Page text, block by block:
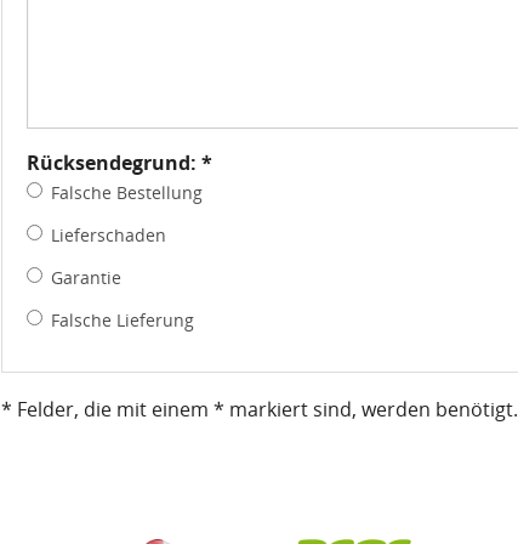
Rücksendegrund: *
Falsche Bestellung
Lieferschaden
Garantie
Falsche Lieferung
* Felder, die mit einem * markiert sind, werden benötigt.